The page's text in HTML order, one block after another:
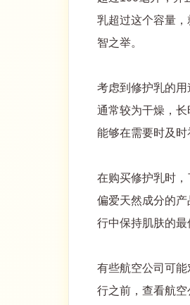
乳超过这个容量
智之举。
考虑到修护乳的
通常较为干燥，
能够在需要时及时
在购买修护乳时
偏爱天然成分的
行中保持肌肤的最
有些航空公司可
行之前，查看航空